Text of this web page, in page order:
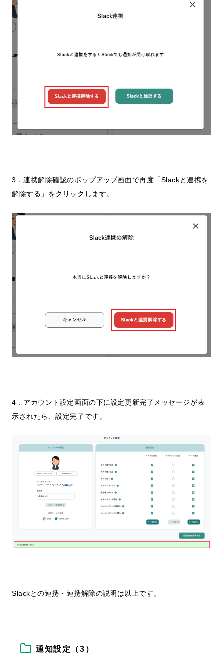
3．連携解除確認のポップアップ画面で再度「Slackと連携を
解除する」をクリックします。
4．アカウント設定画面の下に設定更新完了メッセージが表
示されたら、設定完了です。
Slackとの連携・連携解除の説明は以上です。
通知設定（3）